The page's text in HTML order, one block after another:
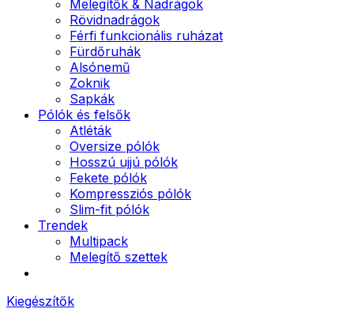
Melegítők & Nadrágok
Rövidnadrágok
Férfi funkcionális ruházat
Fürdőruhák
Alsónemű
Zoknik
Sapkák
Pólók és felsők
Atléták
Oversize pólók
Hosszú ujjú pólók
Fekete pólók
Kompressziós pólók
Slim-fit pólók
Trendek
Multipack
Melegítő szettek
Kiegészítők